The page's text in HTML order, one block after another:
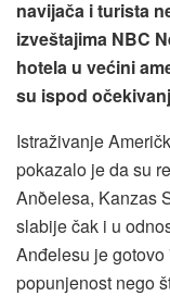
navijača i turista
izveštajima NBC
hotela u većini
su ispod
Istraživanje
pokazalo je da su
Anðelesa, Kanzas
slabije čak i u
Anđelesu je
popunjenost nego